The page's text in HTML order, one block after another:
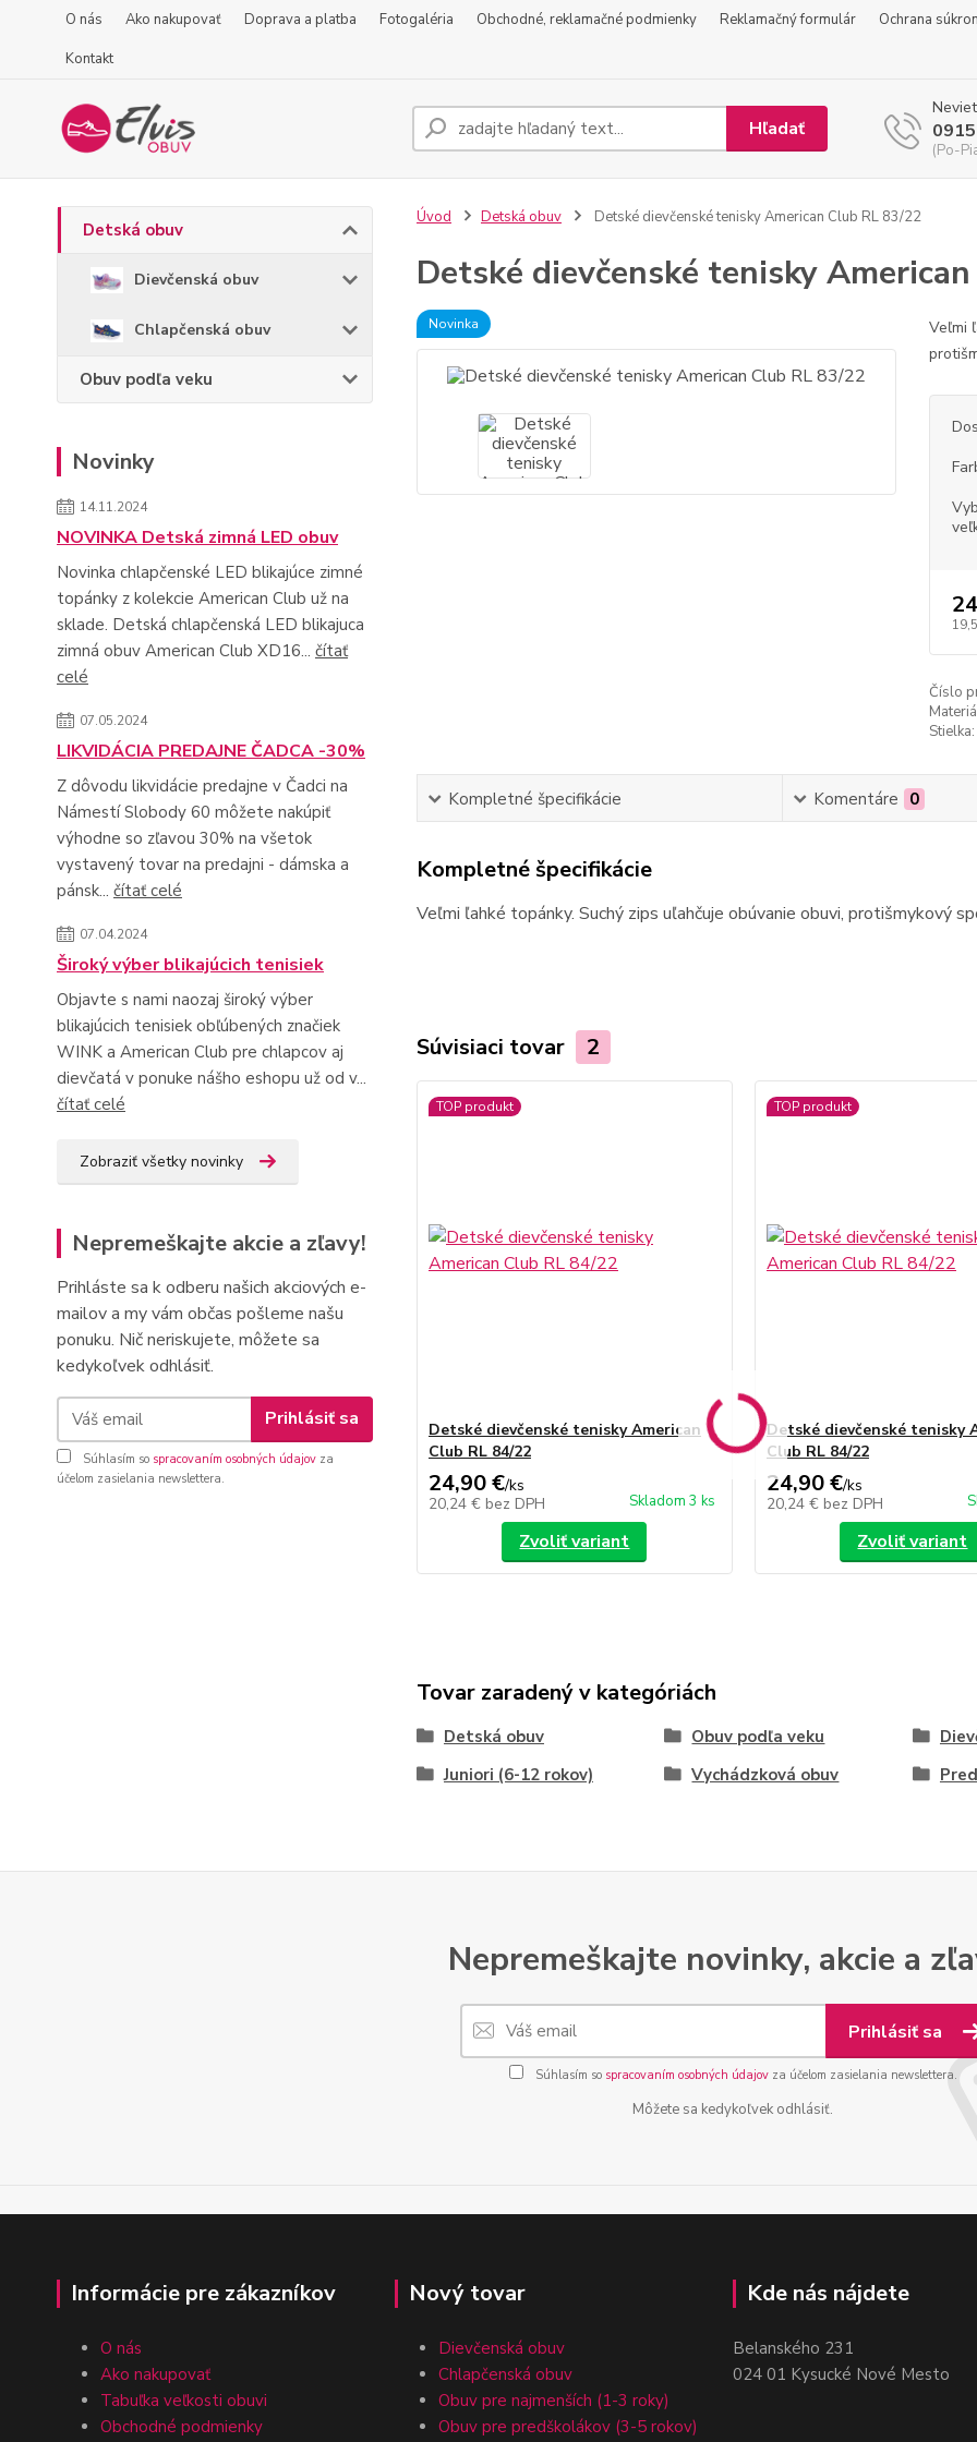
O nás Ako nakupovať Doprava a platba Fotogaléria Obchodné, reklamačné podmienky Reklamačný formulár
Ochrana
Kontakt
Hľadať
(Po-
Detská obuv
Dievčenská obuv
Chlapčenská obuv
Obuv podľa veku
Novinky
14.11.2024
NOVINKA Detská zimná LED obuv
Novinka chlapčenské LED blikajúce zimné
topánky z kolekcie American Club už na
sklade. Detská chlapčenská LED blikajuca
zimná obuv American Club XD16... čítať
celé
07.05.2024
LIKVIDÁCIA PREDAJNE ČADCA -30%
Z dôvodu likvidácie predajne v Čadci na
Námestí Slobody 60 môžete nakúpiť
výhodne so zľavou 30% na všetok
vystavený tovar na predajni - dámska a
pánsk... čítať celé
07.04.2024
Široký výber blikajúcich tenisiek
Objavte s nami naozaj široký výber
blikajúcich tenisiek obľúbených značiek
WINK a American Club pre chlapcov aj
dievčatá v ponuke nášho eshopu už od v...
čítať celé
Zobraziť všetky novinky
Nepremeškajte akcie a zľavy!
Prihláste sa k odberu našich akciových e-
mailov a my vám občas pošleme našu
ponuku. Nič neriskujete, môžete sa
kedykoľvek odhlásiť.
Prihlásiť sa
Súhlasím so spracovaním osobných údajov za
účelom zasielania newslettera.
Úvod Detská obuv Detské dievčenské tenisky American Club RL 83/22
Detské dievčenské tenisky
Novinka
Veľmi
Číslo
Stielka:
Kompletné špecifikácie Komentáre 0
Kompletné špecifikácie
Veľmi ľahké topánky. Suchý zips uľahčuje obúvanie obuvi, protišmykový
Súvisiaci tovar 2
TOP produkt
Detské dievčenské tenisky American
Club RL 84/22
24,90 €/ks
20,24 € bez DPH Skladom 3 ks
Zvoliť variant
TOP produkt
Detské dievčenské tenisky
Club RL 84/22
24,90 €/ks
20,24 € bez DPH
Zvoliť variant
Tovar zaradený v kategóriách
Detská obuv Obuv podľa veku
Juniori (6-12 rokov)
Vychádzková obuv
Nepremeškajte novinky, akcie a
Prihlásiť sa
Súhlasím so spracovaním osobných údajovza účelom zasielania newslettera.
Môžete sa kedykoľvek odhlásiť.
Informácie pre zákazníkov
O nás
Ako nakupovať
Tabuľka veľkosti obuvi
Obchodné podmienky
Nový tovar
Dievčenská obuv
Chlapčenská obuv
Obuv pre najmenších (1-3 roky)
Obuv pre predškolákov (3-5 rokov)
Kde nás nájdete
Belanského 231
024 01 Kysucké Nové Mesto